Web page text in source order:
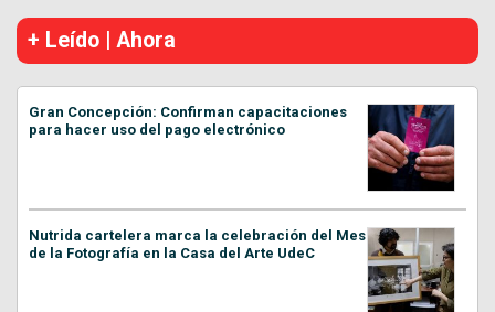
+ Leído | Ahora
Gran Concepción: Confirman capacitaciones
para hacer uso del pago electrónico
Nutrida cartelera marca la celebración del Mes
de la Fotografía en la Casa del Arte UdeC